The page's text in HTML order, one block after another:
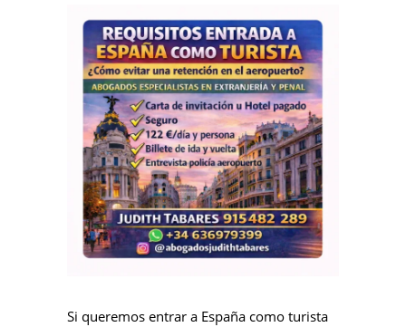
Si queremos entrar a España como turista